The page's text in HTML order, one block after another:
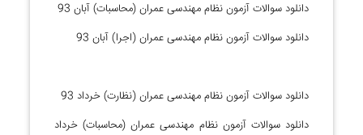
دانلود سوالات آزمون نظام مهندسی عمران (محاسبات) آبان 93
دانلود سوالات آزمون نظام مهندسی عمران (اجرا) آبان 93
دانلود سوالات آزمون نظام مهندسی عمران (نظارت) خرداد 93
دانلود سوالات آزمون نظام مهندسی عمران (محاسبات) خرداد